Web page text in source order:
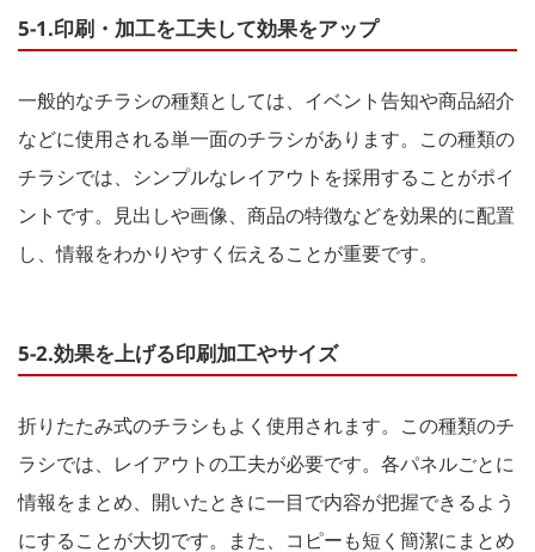
5-1.印刷・加工を工夫して効果をアップ
一般的なチラシの種類としては、イベント告知や商品紹介
などに使用される単一面のチラシがあります。この種類の
チラシでは、シンプルなレイアウトを採用することがポイ
ントです。見出しや画像、商品の特徴などを効果的に配置
し、情報をわかりやすく伝えることが重要です。
5-2.効果を上げる印刷加工やサイズ
折りたたみ式のチラシもよく使用されます。この種類のチ
ラシでは、レイアウトの工夫が必要です。各パネルごとに
情報をまとめ、開いたときに一目で内容が把握できるよう
にすることが大切です。また、コピーも短く簡潔にまとめ